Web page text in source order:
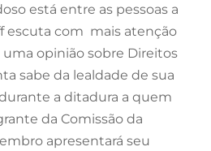
está entre as pessoas a
escuta com mais atenção
opinião sobre Direitos
sabe da lealdade de sua
a ditadura a quem
da Comissão da
apresentará seu